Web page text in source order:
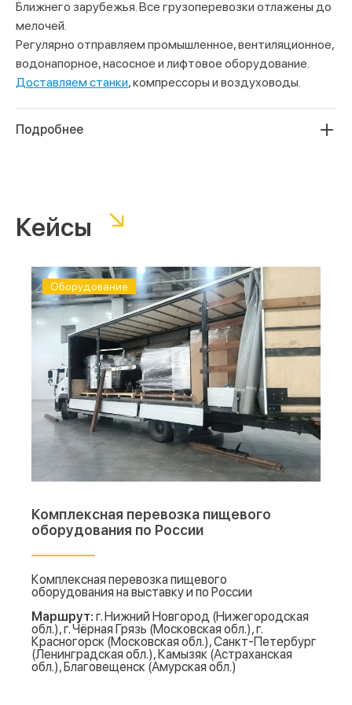
Ближнего зарубежья. Все грузоперевозки отлажены до
мелочей.
Регулярно отправляем промышленное, вентиляционное,
водонапорное, насосное и лифтовое оборудование.
Доставляем станки, компрессоры и воздуховоды.
Подробнее
транспортировку оборудования для пищевой
промышленности
дорогостоящего телекоммуникационного и
видеооборудования,доставку выставочного
оборудования
и спортивного для соревнований.
Транспортируем такие тяжёлые и негабаритные грузы,
как мобильные цеха.
Перевозим:
• электрооборудование;
• трансформаторы;
• электрические шкафы;
• счётчики.
дорожную технику, оборудование для АЗС (топливно-
раздаточные колонки), генераторы и дизель-
генераторные установки. Оказываем услуги по
перевозке промышленных насосов для перемещения
жидкостей и газов.
Наши преимущества при перевозке
оборудования
Компания «Л.Э.Т.О.»перевозит оборудование:
Кейсы
Оборудование
Комплексная перевозка пищевого
оборудования по России
Комплексная перевозка пищевого
оборудования на выставку и по России
Маршрут:г. Нижний Новгород (Нижегородская
обл.), г. Чёрная Грязь (Московская обл.), г.
Красногорск (Московская обл.), Санкт-Петербург
(Ленинградская обл.), Камызяк (Астраханская
обл.), Благовещенск (Амурская обл.)